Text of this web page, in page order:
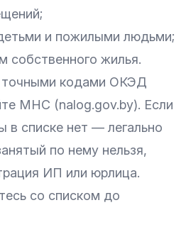
и пожилыми людьми;
собственного жилья.
точными кодами ОКЭД
МНС (nalog.gov.by). Если
в списке нет — легально
по нему нельзя,
ИП или юрлица.
со списком до